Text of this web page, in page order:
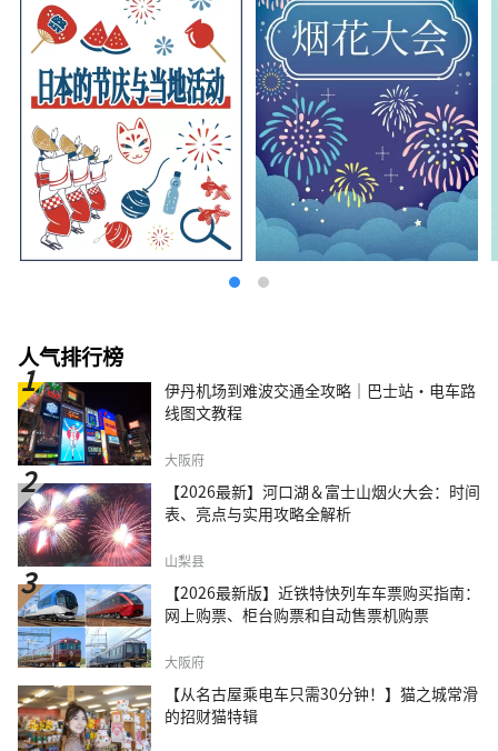
人气排行榜
伊丹机场到难波交通全攻略｜巴士站・电车路
线图文教程
大阪府
【2026最新】河口湖＆富士山烟火大会：时间
表、亮点与实用攻略全解析
山梨县
【2026最新版】近铁特快列车车票购买指南：
网上购票、柜台购票和自动售票机购票
大阪府
【从名古屋乘电车只需30分钟！】猫之城常滑
的招财猫特辑